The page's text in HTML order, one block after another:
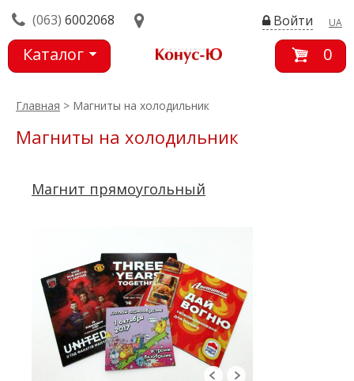
(063) 6002068 UA
Войти
Каталог
0
Главная > Магниты на холодильник
Магниты на холодильник
Магнит прямоугольный